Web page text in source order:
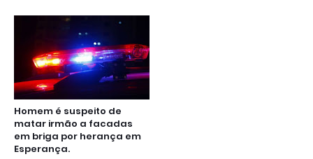
Homem é suspeito de
matar irmão a facadas
em briga por herança em
Esperança.